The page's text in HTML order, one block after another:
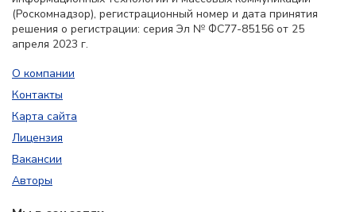
(Роскомнадзор), регистрационный номер и дата принятия
решения о регистрации: серия Эл № ФС77-85156 от 25
апреля 2023 г.
О компании
Контакты
Карта сайта
Лицензия
Вакансии
Авторы